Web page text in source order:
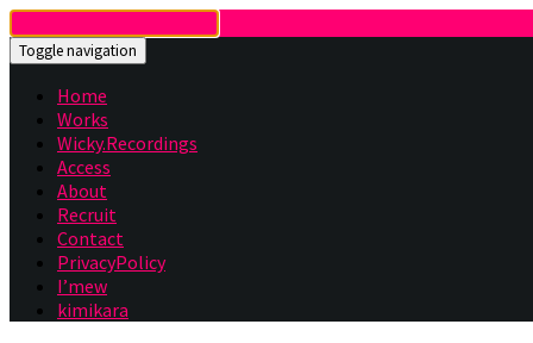
Toggle navigation
Home
Works
Wicky.Recordings
Access
About
Recruit
Contact
PrivacyPolicy
I’mew
kimikara